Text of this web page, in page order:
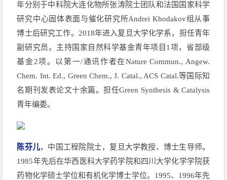
年分别于中科院大连化物所张涛院士团队和法国国家科学
研究中心固体表面与催化研究所Andrei Khodakov组从事
博士后研究工作。2018年进入复旦大学化学系，担任青年
副研究员。主持国家自然科学基金青年项目1项，省部级
基金2项。以第一/通讯作者在Nature Commun., Angew.
Chem. Int. Ed., Green Chem., J. Catal., ACS Catal.等国际知
名期刊发表论文十余篇。担任Green Synthesis & Catalysis
青年编委。
陈芬儿，中国工程院院士，复旦大学教授、博士生导师。
1985年先后在华西医科大学药学院和四川大学化学学院获
药物化学硕士学位和有机化学博士学位。1995、1996年先